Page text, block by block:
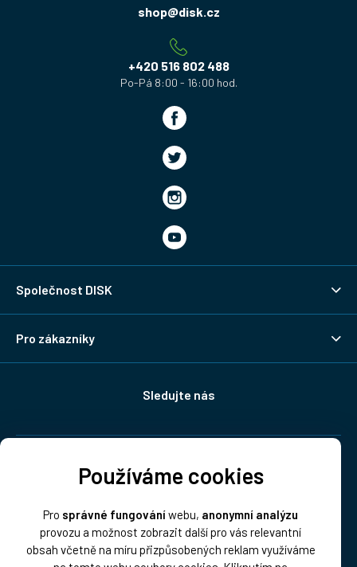
Používáme cookies
Pro správné fungováníwebu, anonymní analýzu
provozu a možnost zobrazit další pro vás relevantní
obsah včetně na míru přizpůsobených reklam využíváme
shop@disk.cz
+420 516 802 488
Společnost DISK
Pro zákazníky
Sledujte nás